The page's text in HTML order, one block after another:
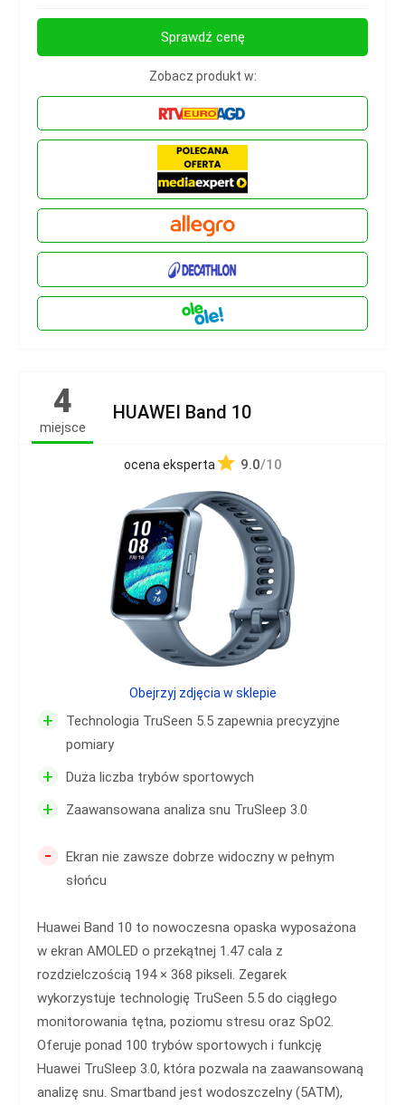
Sprawdź cenę
Zobacz produkt w:
4
miejsce
HUAWEI Band 10
ocena eksperta 9.0/10
+
Technologia TruSeen 5.5 zapewnia precyzyjne
pomiary
+ Duża liczba trybów sportowych
+ Zaawansowana analiza snu TruSleep 3.0
-
Ekran nie zawsze dobrze widoczny w pełnym
słońcu
Huawei Band 10 to nowoczesna opaska wyposażona
w ekran AMOLED o przekątnej 1.47 cala z
rozdzielczością 194 × 368 pikseli. Zegarek
wykorzystuje technologię TruSeen 5.5 do ciągłego
monitorowania tętna, poziomu stresu oraz SpO2.
Oferuje ponad 100 trybów sportowych i funkcję
Huawei TruSleep 3.0, która pozwala na zaawansowaną
analizę snu. Smartband jest wodoszczelny (5ATM),
Obejrzyj zdjęcia w sklepie